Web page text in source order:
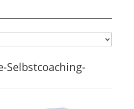
Selbstcoaching-